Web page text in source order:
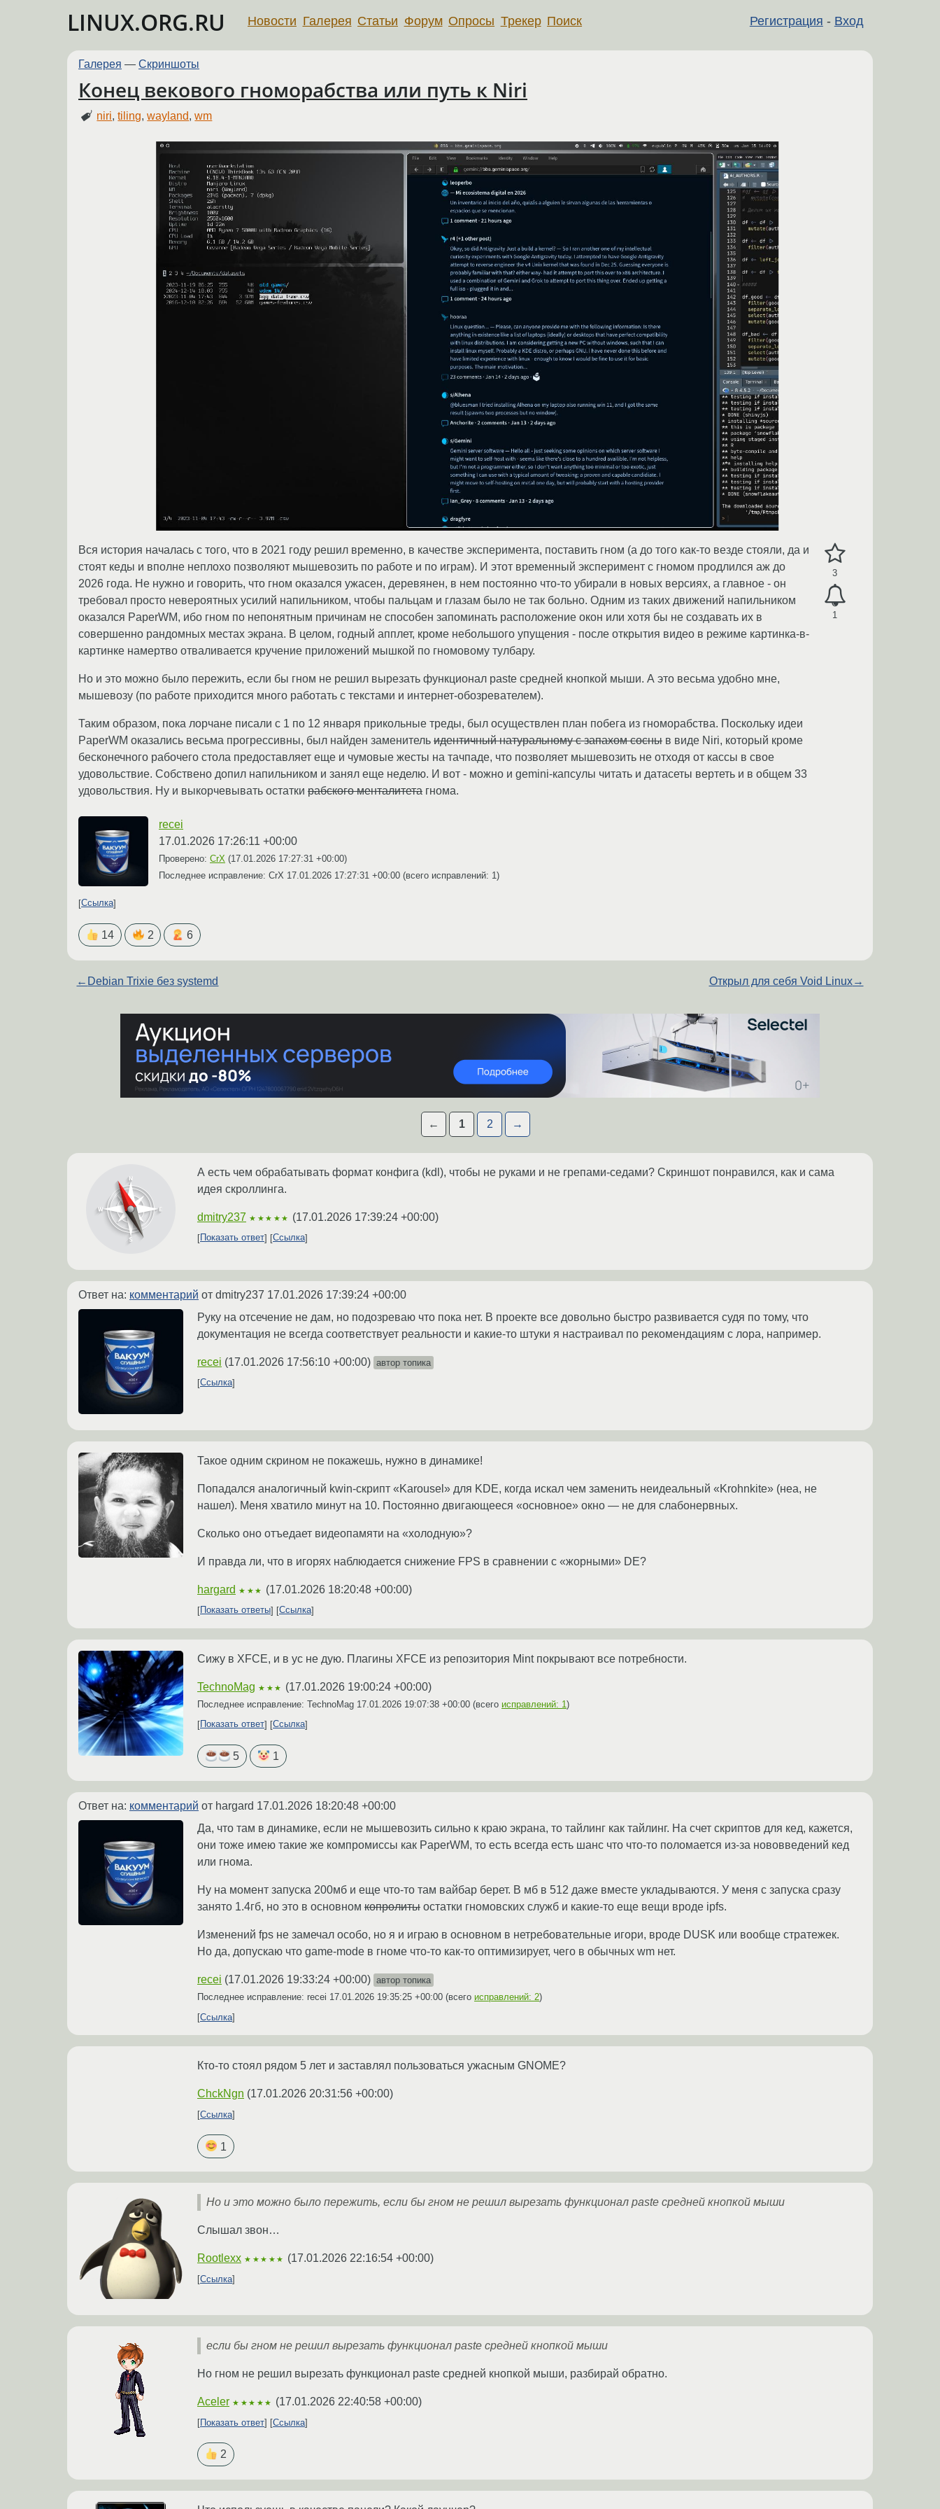
LINUX.ORG.RU Регистрация - Вход
Новости Галерея Статьи Форум Опросы Трекер Поиск
Галерея — Скриншоты
Конец векового гноморабства или путь к Niri
niri,tiling,wayland,wm
3
1
Вся история началась с того, что в 2021 году решил временно, в качестве эксперимента, поставить гном (а до того как-то везде стояли, да и
стоят кеды и вполне неплохо позволяют мышевозить по работе и по играм). И этот временный эксперимент с гномом продлился аж до
2026 года. Не нужно и говорить, что гном оказался ужасен, деревянен, в нем постоянно что-то убирали в новых версиях, а главное - он
требовал просто невероятных усилий напильником, чтобы пальцам и глазам было не так больно. Одним из таких движений напильником
оказался PaperWM, ибо гном по непонятным причинам не способен запоминать расположение окон или хотя бы не создавать их в
совершенно рандомных местах экрана. В целом, годный апплет, кроме небольшого упущения - после открытия видео в режиме картинка-в-
картинке намертво отваливается кручение приложений мышкой по гномовому тулбару.
Но и это можно было пережить, если бы гном не решил вырезать функционал paste средней кнопкой мыши. А это весьма удобно мне,
мышевозу (по работе приходится много работать с текстами и интернет-обозревателем).
Таким образом, пока лорчане писали с 1 по 12 января прикольные треды, был осуществлен план побега из гноморабства. Поскольку идеи
PaperWM оказались весьма прогрессивны, был найден заменитель идентичный натуральному с запахом сосны в виде Niri, который кроме
бесконечного рабочего стола предоставляет еще и чумовые жесты на тачпаде, что позволяет мышевозить не отходя от кассы в свое
удовольствие. Собствено допил напильником и занял еще неделю. И вот - можно и gemini-капсулы читать и датасеты вертеть и в общем 33
удовольствия. Ну и выкорчевывать остатки рабского менталитета гнома.
recei
17.01.2026 17:26:11 +00:00
Проверено: CrX (17.01.2026 17:27:31 +00:00)
Последнее исправление: CrX 17.01.2026 17:27:31 +00:00 (всего исправлений: 1)
Ссылка
14 2 6
← Debian Trixie без systemd Открыл для себя Void Linux→
← 1 2 →
А есть чем обрабатывать формат конфига (kdl), чтобы не руками и не грепами-седами? Скриншот понравился, как и сама
идея скроллинга.
dmitry237 ★★★★★ (17.01.2026 17:39:24 +00:00)
Показать ответ Ссылка
Ответ на: комментарий от dmitry237 17.01.2026 17:39:24 +00:00
Руку на отсечение не дам, но подозреваю что пока нет. В проекте все довольно быстро развивается судя по тому, что
документация не всегда соответствует реальности и какие-то штуки я настраивал по рекомендациям с лора, например.
recei (17.01.2026 17:56:10 +00:00) автор топика
Ссылка
Такое одним скрином не покажешь, нужно в динамике!
Попадался аналогичный kwin-скрипт «Karousel» для KDE, когда искал чем заменить неидеальный «Krohnkite» (неа, не
нашел). Меня хватило минут на 10. Постоянно двигающееся «основное» окно — не для слабонервных.
Сколько оно отъедает видеопамяти на «холодную»?
И правда ли, что в игорях наблюдается снижение FPS в сравнении с «жорными» DE?
hargard ★★★ (17.01.2026 18:20:48 +00:00)
Показать ответы Ссылка
Сижу в XFCE, и в ус не дую. Плагины XFCE из репозитория Mint покрывают все потребности.
TechnoMag ★★★ (17.01.2026 19:00:24 +00:00)
Последнее исправление: TechnoMag 17.01.2026 19:07:38 +00:00 (всего исправлений: 1)
Показать ответ
Ссылка
5 1
Ответ на: комментарий от hargard 17.01.2026 18:20:48 +00:00
Да, что там в динамике, если не мышевозить сильно к краю экрана, то тайлинг как тайлинг. На счет скриптов для кед, кажется,
они тоже имею такие же компромиссы как PaperWM, то есть всегда есть шанс что что-то поломается из-за нововведений кед
или гнома.
Ну на момент запуска 200мб и еще что-то там вайбар берет. В мб в 512 даже вместе укладываются. У меня с запуска сразу
занято 1.4гб, но это в основном копролиты остатки гномовских служб и какие-то еще вещи вроде ipfs.
Изменений fps не замечал особо, но я и играю в основном в нетребовательные игори, вроде DUSK или вообще стратежек.
Но да, допускаю что game-mode в гноме что-то как-то оптимизирует, чего в обычных wm нет.
recei (17.01.2026 19:33:24 +00:00) автор топика
Последнее исправление: recei 17.01.2026 19:35:25 +00:00 (всего исправлений: 2)
Ссылка
Кто-то стоял рядом 5 лет и заставлял пользоваться ужасным GNOME?
ChckNgn (17.01.2026 20:31:56 +00:00)
Ссылка
1
Но и это можно было пережить, если бы гном не решил вырезать функционал paste средней кнопкой мыши
Слышал звон…
Rootlexx ★★★★★ (17.01.2026 22:16:54 +00:00)
Ссылка
если бы гном не решил вырезать функционал paste средней кнопкой мыши
Но гном не решил вырезать функционал paste средней кнопкой мыши, разбирай обратно.
Aceler ★★★★★ (17.01.2026 22:40:58 +00:00)
Показать ответ Ссылка
2